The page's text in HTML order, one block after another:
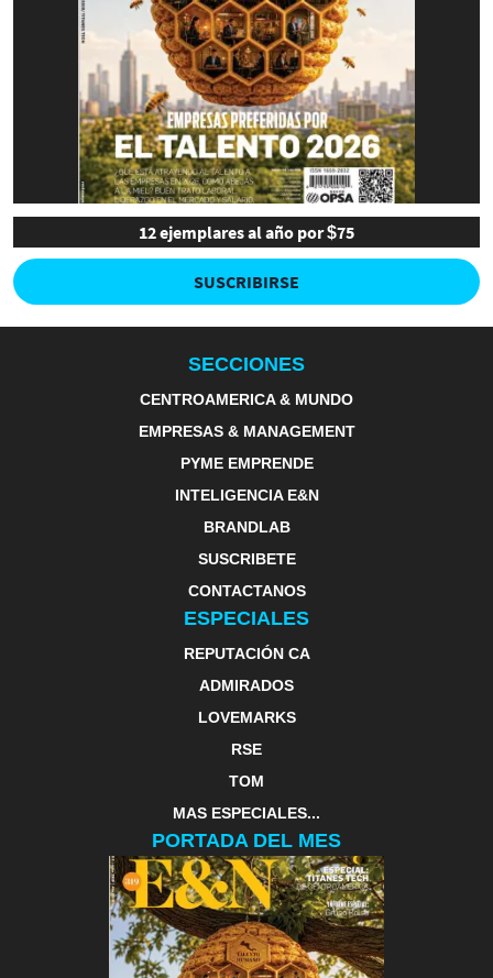
12 ejemplares al año por $75
SUSCRIBIRSE
SECCIONES
CENTROAMERICA & MUNDO
EMPRESAS & MANAGEMENT
PYME EMPRENDE
INTELIGENCIA E&N
BRANDLAB
SUSCRIBETE
CONTACTANOS
ESPECIALES
REPUTACIÓN CA
ADMIRADOS
LOVEMARKS
RSE
TOM
MAS ESPECIALES...
PORTADA DEL MES